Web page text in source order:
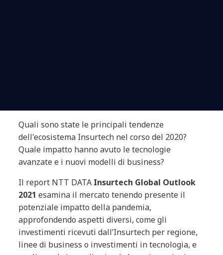
Quali sono state le principali tendenze
dell'ecosistema Insurtech nel corso del 2020?
Quale impatto hanno avuto le tecnologie
avanzate e i nuovi modelli di business?
Il report NTT DATA Insurtech Global Outlook
2021 esamina il mercato tenendo presente il
potenziale impatto della pandemia,
approfondendo aspetti diversi, come gli
investimenti ricevuti dall’Insurtech per regione,
linee di business o investimenti in tecnologia, e